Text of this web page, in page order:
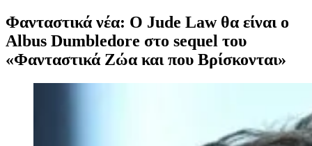
Φανταστικά νέα: Ο Jude Law θα είναι ο
Albus Dumbledore στο sequel του
«Φανταστικά Ζώα και που Βρίσκονται»